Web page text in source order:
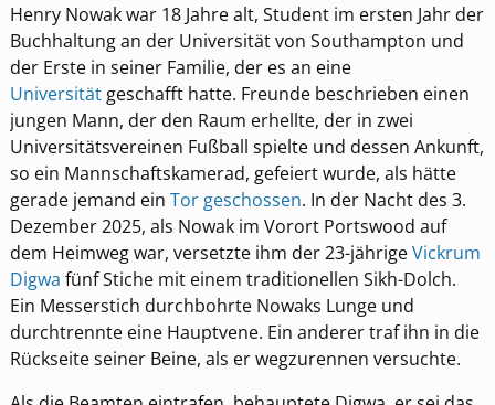
Henry Nowak war 18 Jahre alt, Student im ersten Jahr der
Buchhaltung an der Universität von Southampton und
der Erste in seiner Familie, der es an eine
Universitätgeschafft hatte. Freunde beschrieben einen
jungen Mann, der den Raum erhellte, der in zwei
Universitätsvereinen Fußball spielte und dessen Ankunft,
so ein Mannschaftskamerad, gefeiert wurde, als hätte
gerade jemand ein Tor geschossen. In der Nacht des 3.
Dezember 2025, als Nowak im Vorort Portswood auf
dem Heimweg war, versetzte ihm der 23-jährigeVickrum
Digwa fünf Stiche mit einem traditionellen Sikh-Dolch.
Ein Messerstich durchbohrte Nowaks Lunge und
durchtrennte eine Hauptvene. Ein anderer traf ihn in die
Rückseite seiner Beine, als er wegzurennen versuchte.